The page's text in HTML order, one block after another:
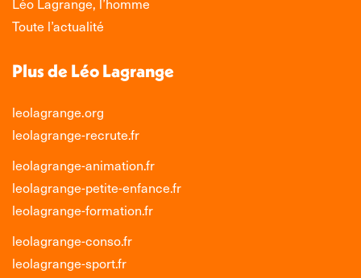
Toute l’actualité
Plus de Léo Lagrange
leolagrange.org
leolagrange-recrute.fr
leolagrange-animation.fr
leolagrange-petite-enfance.fr
leolagrange-formation.fr
leolagrange-conso.fr
leolagrange-sport.fr